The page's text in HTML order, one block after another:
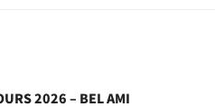
2026 – BEL AMI